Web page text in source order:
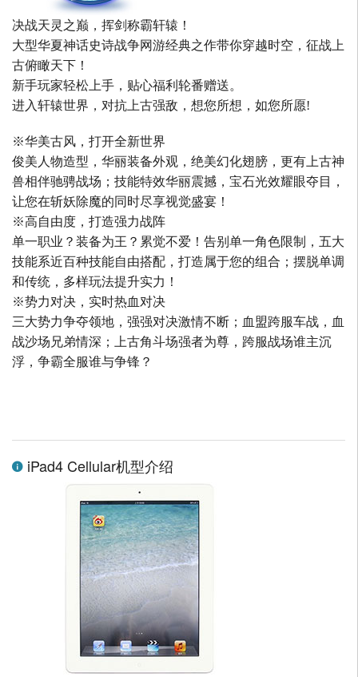
决战天灵之巅，挥剑称霸轩辕！
大型华夏神话史诗战争网游经典之作带你穿越时空，征战上
古俯瞰天下！
新手玩家轻松上手，贴心福利轮番赠送。
进入轩辕世界，对抗上古强敌，想您所想，如您所愿!
※华美古风，打开全新世界
俊美人物造型，华丽装备外观，绝美幻化翅膀，更有上古神
兽相伴驰骋战场；技能特效华丽震撼，宝石光效耀眼夺目，
让您在斩妖除魔的同时尽享视觉盛宴！
※高自由度，打造强力战阵
单一职业？装备为王？累觉不爱！告别单一角色限制，五大
技能系近百种技能自由搭配，打造属于您的组合；摆脱单调
和传统，多样玩法提升实力！
※势力对决，实时热血对决
三大势力争夺领地，强强对决激情不断；血盟跨服车战，血
战沙场兄弟情深；上古角斗场强者为尊，跨服战场谁主沉
浮，争霸全服谁与争锋？
iPad4 Cellular机型介绍